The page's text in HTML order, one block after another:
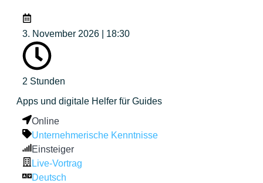
3. November 2026 | 18:30
2 Stunden
Apps und digitale Helfer für Guides
Online
Unternehmerische Kenntnisse
Einsteiger
Live-Vortrag
Deutsch